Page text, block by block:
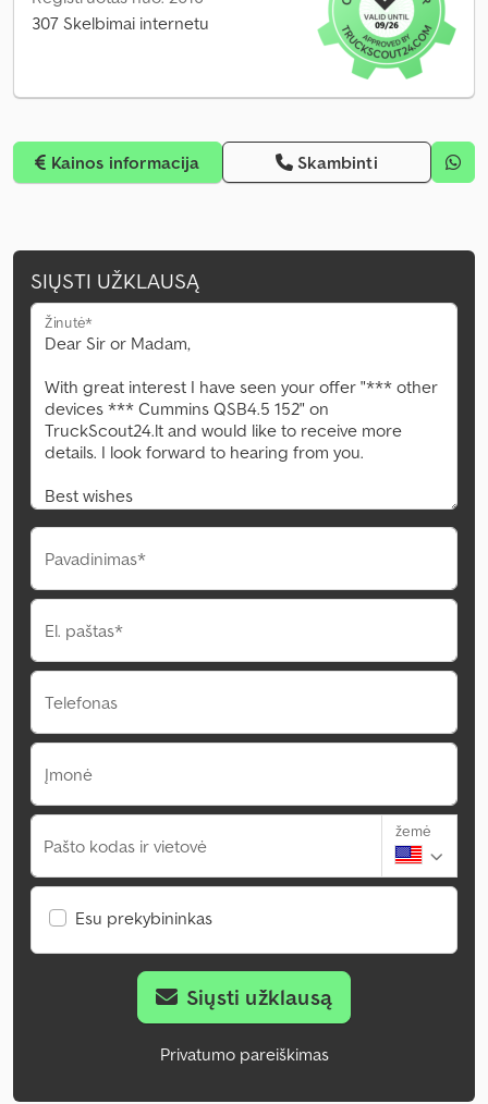
307 Skelbimai internetu
Kainos informacija Skambinti
SIŲSTI UŽKLAUSĄ
Žinutė*
Pavadinimas*
El. paštas*
Telefonas
Įmonė
Pašto kodas ir vietovė
žemė
Esu prekybininkas
Siųsti užklausą
Privatumo pareiškimas